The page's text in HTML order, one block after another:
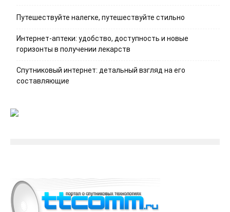
Путешествуйте налегке, путешествуйте стильно
Интернет-аптеки: удобство, доступность и новые
горизонты в получении лекарств
Спутниковый интернет: детальный взгляд на его
составляющие